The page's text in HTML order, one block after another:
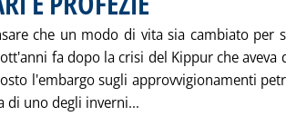
che un modo di vita sia cambiato per
fa dopo la crisi del Kippur che
l'embargo sugli approvvigionamenti
di uno degli inverni...